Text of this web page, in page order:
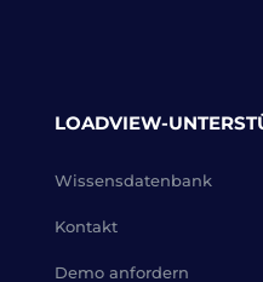
LOADVIEW-
Wissensdatenbank
Kontakt
Demo anfordern